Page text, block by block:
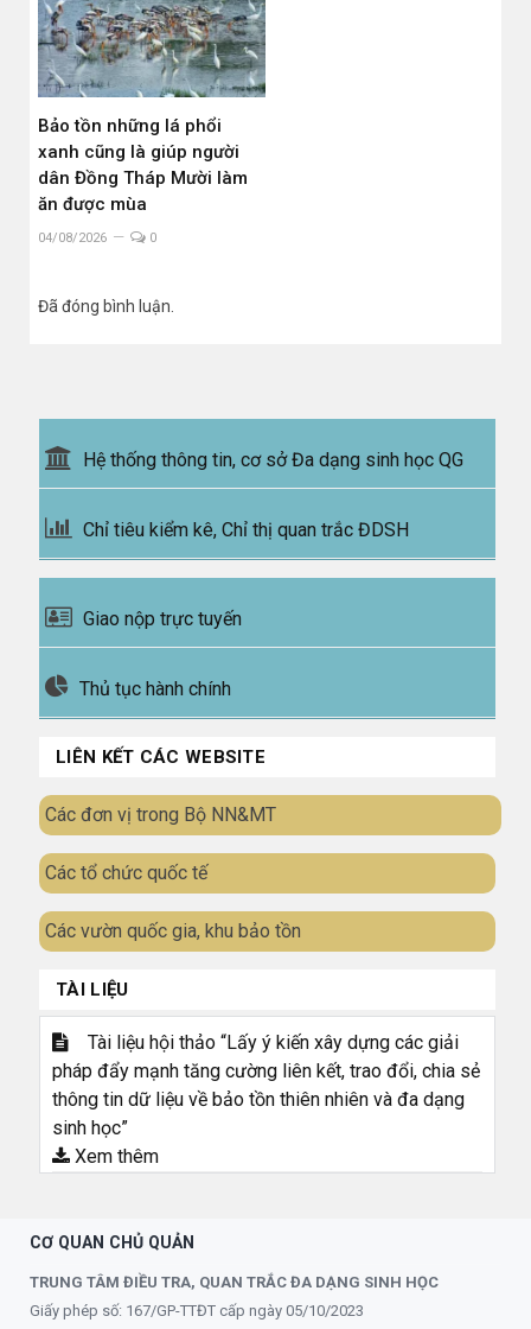
Bảo tồn những lá phổi
xanh cũng là giúp người
dân Đồng Tháp Mười làm
ăn được mùa
04/08/2026 0
Đã đóng bình luận.
Hệ thống thông tin, cơ sở Đa dạng sinh học QG
Chỉ tiêu kiểm kê, Chỉ thị quan trắc ĐDSH
Giao nộp trực tuyến
Thủ tục hành chính
LIÊN KẾT CÁC WEBSITE
Các đơn vị trong Bộ NN&MT
Các tổ chức quốc tế
Các vườn quốc gia, khu bảo tồn
TÀI LIỆU
Tài liệu hội thảo “Lấy ý kiến xây dựng các giải
pháp đẩy mạnh tăng cường liên kết, trao đổi, chia sẻ
thông tin dữ liệu về bảo tồn thiên nhiên và đa dạng
sinh học”
Xem thêm
CƠ QUAN CHỦ QUẢN
TRUNG TÂM ĐIỀU TRA, QUAN TRẮC ĐA DẠNG SINH HỌC
Giấy phép số: 167/GP-TTĐT cấp ngày 05/10/2023